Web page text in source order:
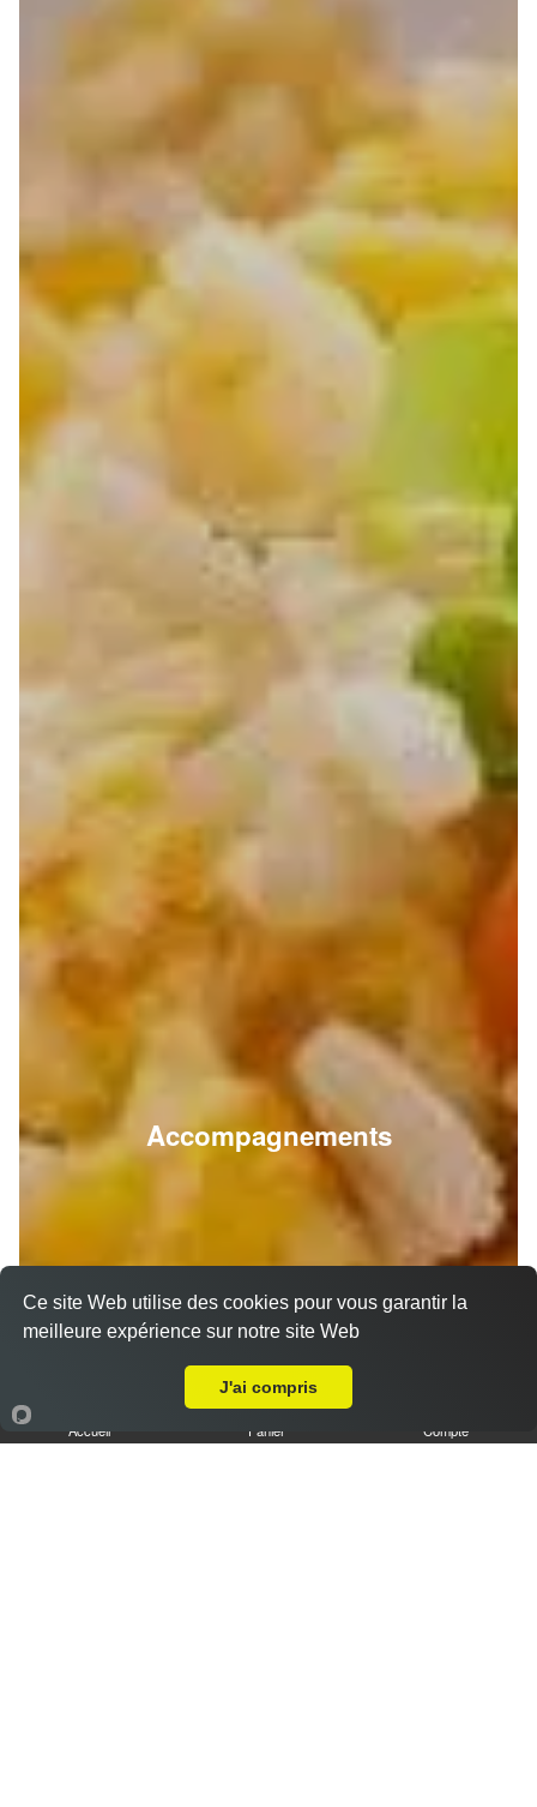
Accompagnements
Accueil Panier Compte
Ce site Web utilise des cookies pour vous garantir la
meilleure expérience sur notre site Web
J'ai compris